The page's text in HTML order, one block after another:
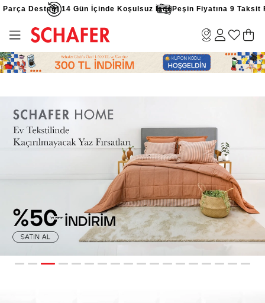
14 Gün İçinde Koşulsuz İadePeşin Fiyatına 9 Taksit Fırsatı